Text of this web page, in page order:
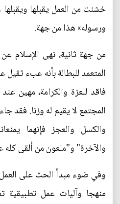
خشنت من العمل يقبلها
ورسوله» هذا من جهة.
من جهة ثانية، نهى الإسلام
المتعمد للبطالة بأنه عبء
فاقد للعزة والكرامة، مهين
المجتمع لا يقيم له وزنا. فقد
والكسل والعجز فإنهما
والآخرة" و"ملعون من ألقى
وفي ضوء مبدأ الحث على العمل
منهجا وآليات عمل تطبيقية